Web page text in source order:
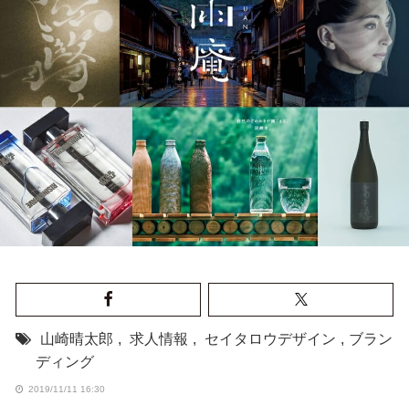
山崎晴太郎 , 求人情報 , セイタロウデザイン , ブラン
ディング
2019/11/11 16:30